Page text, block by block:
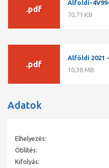
.pdf
Alfoldi-
70,71 KB
.pdf
Alföldi 2021
10,38 MB
Adatok
Elhelyezés:
Öblítés:
Kifolyás: